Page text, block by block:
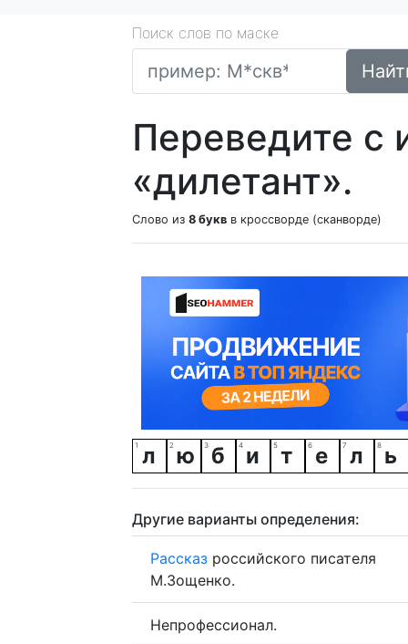
Поиск слов по маске
Переведите с
«дилетант».
Слово из 8 букв в кроссворде (сканворде)
л ю б и т е л ь
Другие варианты определения:
Рассказ российского писателя
М.Зощенко.
Непрофессионал.